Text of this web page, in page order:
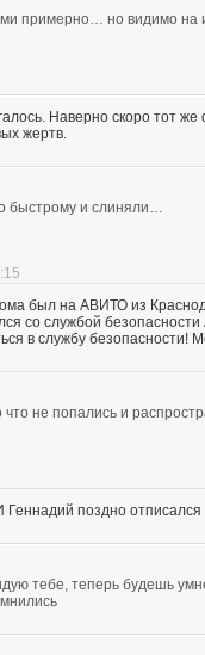
примерно… но видимо на
Наверно скоро тот
жертв.
быстрому и слиняли…
был на АВИТО из
со службой
в службу безопасности!
не попались и
поздно
тебе, теперь будешь